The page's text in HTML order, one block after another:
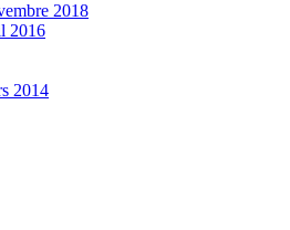
2018
2016
2014